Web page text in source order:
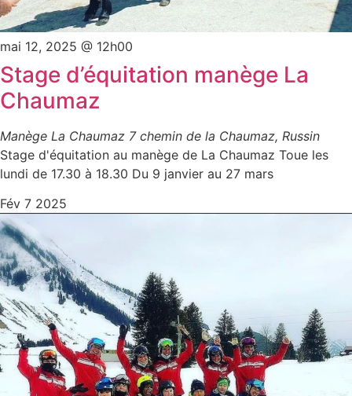
mai 12, 2025 @ 12h00
Stage d’équitation manège La
Chaumaz
Manège La Chaumaz 7 chemin de la Chaumaz, Russin
Stage d'équitation au manège de La Chaumaz Toue les
lundi de 17.30 à 18.30 Du 9 janvier au 27 mars
Fév 7 2025